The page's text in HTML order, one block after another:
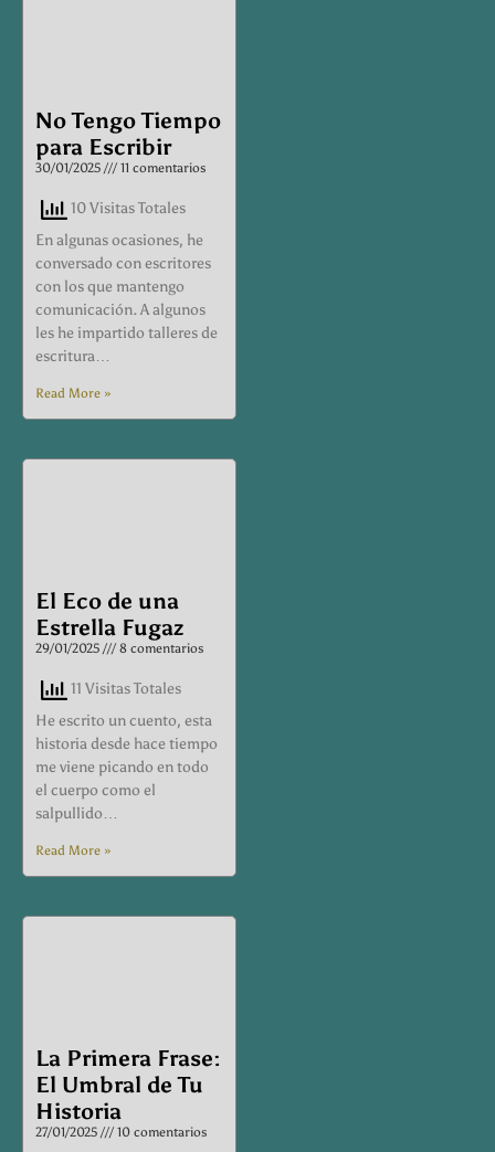
No Tengo Tiempo
para Escribir
30/01/2025 11 comentarios
10 Visitas Totales
En algunas ocasiones, he
conversado con escritores
con los que mantengo
comunicación. A algunos
les he impartido talleres de
escritura…
Read More »
El Eco de una
Estrella Fugaz
29/01/2025 8 comentarios
11 Visitas Totales
He escrito un cuento, esta
historia desde hace tiempo
me viene picando en todo
el cuerpo como el
salpullido…
Read More »
La Primera Frase:
El Umbral de Tu
Historia
27/01/2025 10 comentarios